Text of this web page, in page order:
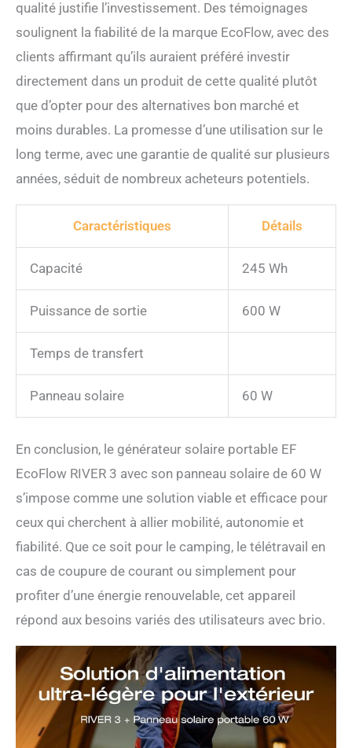
protégeant la batterie
courant, de tension, de
température et de circuit. Le
également adapté à une
utilisation en extérieur
IP65 qui offre une
résistance efficace aux
vous garantissant ainsi une
fiabilité accrue dans des
conditions météorologiques
qualité justifie l’investissement. Des témoignages
soulignent la fiabilité de la marque EcoFlow, avec des
clients affirmant qu’ils auraient préféré investir
directement dans un produit de cette qualité plutôt
que d’opter pour des alternatives bon marché et
moins durables. La promesse d’une utilisation sur le
long terme, avec une garantie de qualité sur plusieurs
années, séduit de nombreux acheteurs potentiels.
Caractéristiques Détails
Capacité 245 Wh
Puissance de sortie 600 W
Temps de transfert
Panneau solaire 60 W
En conclusion, le générateur solaire portable EF
EcoFlow RIVER 3 avec son panneau solaire de 60 W
s’impose comme une solution viable et efficace pour
ceux qui cherchent à allier mobilité, autonomie et
fiabilité. Que ce soit pour le camping, le télétravail en
cas de coupure de courant ou simplement pour
profiter d’une énergie renouvelable, cet appareil
répond aux besoins variés des utilisateurs avec brio.